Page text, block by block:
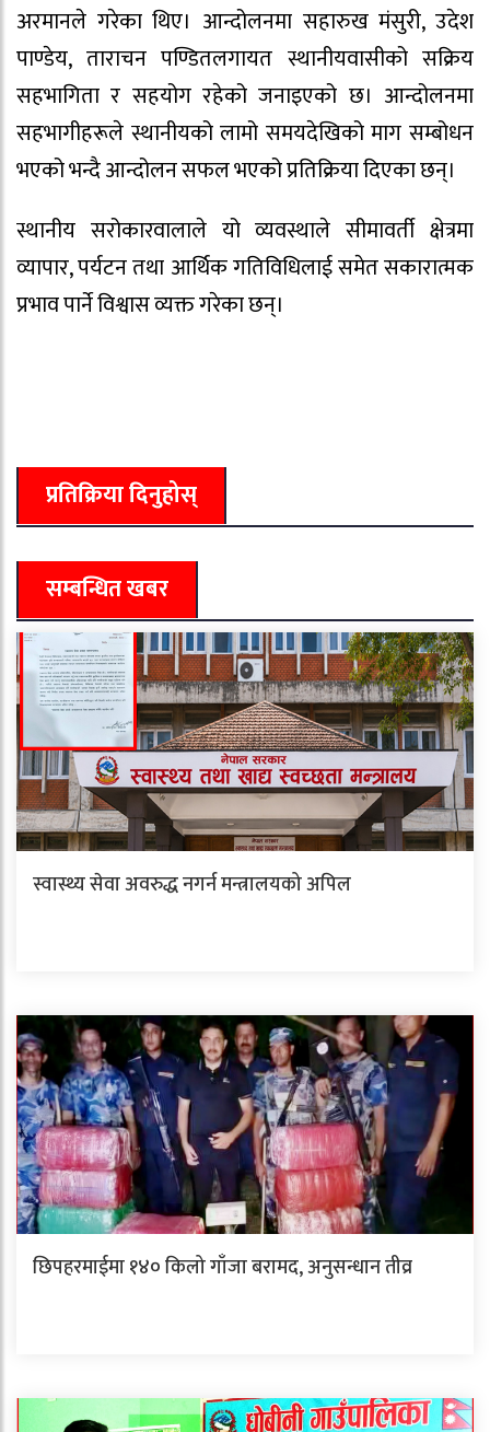
अरमानले गरेका थिए। आन्दोलनमा सहारुख मंसुरी, उदेश
पाण्डेय, ताराचन पण्डितलगायत स्थानीयवासीको सक्रिय
सहभागिता र सहयोग रहेको जनाइएको छ। आन्दोलनमा
सहभागीहरूले स्थानीयको लामो समयदेखिको माग सम्बोधन
भएको भन्दै आन्दोलन सफल भएको प्रतिक्रिया दिएका छन्।
स्थानीय सरोकारवालाले यो व्यवस्थाले सीमावर्ती क्षेत्रमा
व्यापार, पर्यटन तथा आर्थिक गतिविधिलाई समेत सकारात्मक
प्रभाव पार्ने विश्वास व्यक्त गरेका छन्।
प्रतिक्रिया दिनुहोस्
सम्बन्धित खबर
स्वास्थ्य सेवा अवरुद्ध नगर्न मन्त्रालयको अपिल
छिपहरमाईमा १४० किलो गाँजा बरामद, अनुसन्धान तीव्र